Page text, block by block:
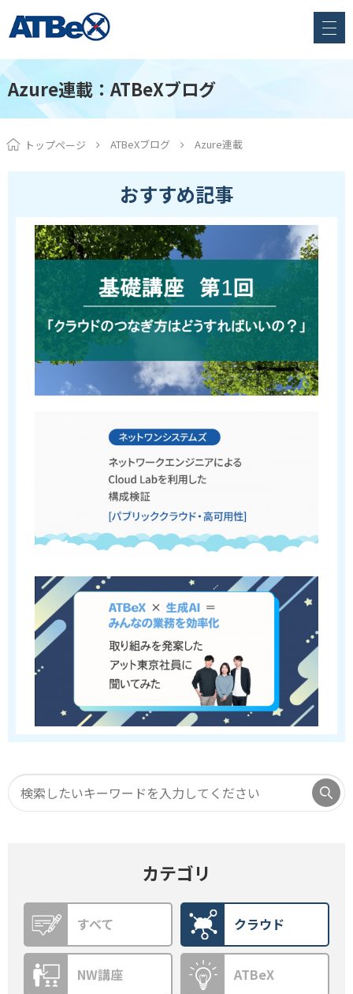
Azure連載：ATBeXブログ
トップページ ATBeXブログ Azure連載
おすすめ記事
カテゴリ
すべて クラウド
NW講座 ATBeX